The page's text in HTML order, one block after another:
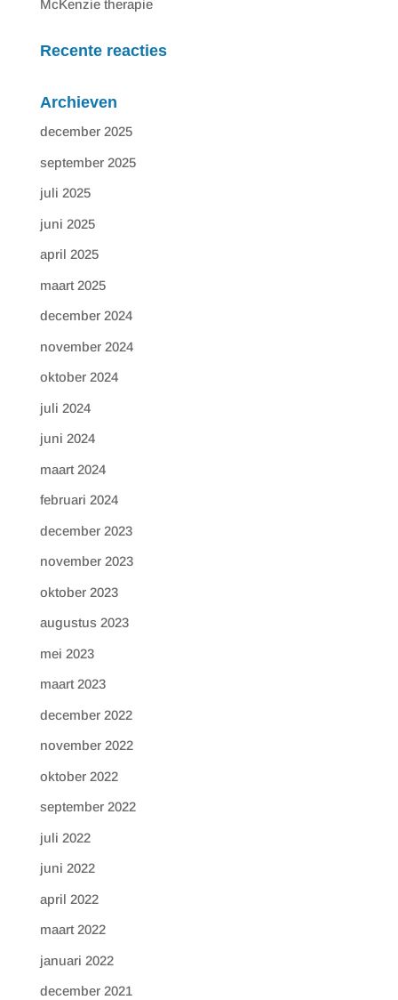
McKenzie therapie
Recente reacties
Archieven
december 2025
september 2025
juli 2025
juni 2025
april 2025
maart 2025
december 2024
november 2024
oktober 2024
juli 2024
juni 2024
maart 2024
februari 2024
december 2023
november 2023
oktober 2023
augustus 2023
mei 2023
maart 2023
december 2022
november 2022
oktober 2022
september 2022
juli 2022
juni 2022
april 2022
maart 2022
januari 2022
december 2021